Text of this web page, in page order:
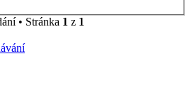
• Stránka 1 z 1